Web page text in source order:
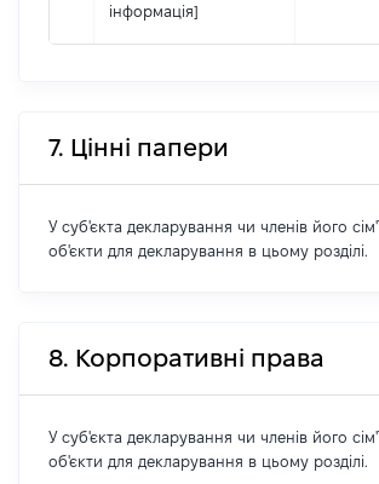
інформація]
7. Цінні папери
У суб'єкта декларування чи членів його сім'ї
об'єкти для декларування в цьому розділі.
8. Корпоративні права
У суб'єкта декларування чи членів його сім'ї
об'єкти для декларування в цьому розділі.